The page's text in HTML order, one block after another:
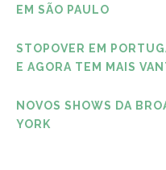
EM SÃO PAULO
STOPOVER EM
E AGORA TEM MAIS
NOVOS SHOWS DA
YORK